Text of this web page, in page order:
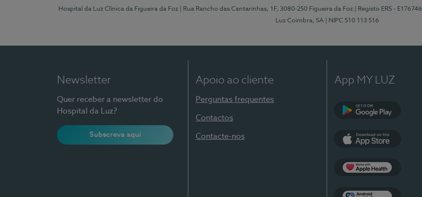
Hospital da Luz Clínica da Figueira da Foz | Rua Rancho das Cantarinhas, 1F, 3080-250 Figueira da Foz | Registo ERS - E176746
Luz Coimbra, SA
| NIPC 510 113 516
Newsletter
Quer receber a newsletter do
Hospital da Luz?
Subscreva aqui
Apoio ao cliente
Perguntas frequentes
Contactos
Contacte-nos
App MY LUZ